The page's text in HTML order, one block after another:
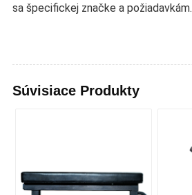
sa špecifickej značke a požiadavkám.
Súvisiace Produkty